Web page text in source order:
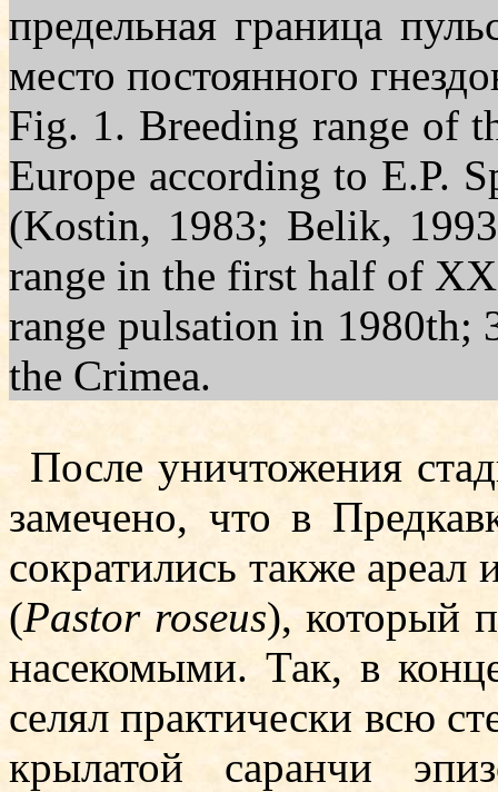
предельная граница
место постоянного
Fig. 1. Breeding range of
Europe according to E.P.
(Kostin, 1983; Belik,
range in the first half of ХХ
range pulsation in
the Crimea.
После уничтожения
замечено, что в
сократились также ареал
(Pastor roseus), ко­­торый
насеко­мыми. Так, в
селял практически всю
крылатой саранчи